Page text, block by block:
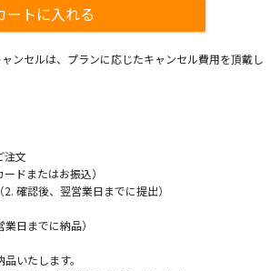
ンセルは、プランに応じたキャンセル費用を頂戴し
注文
ドまたはお振込）
確認後、翌営業日までに提出）
日までに納品）
いたします。